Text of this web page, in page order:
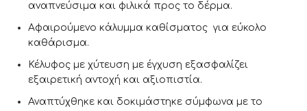
αναπνεύσιμα και φιλικά προς το δέρμα.
Αφαιρούμενο κάλυμμα καθίσματος για εύκολο
καθάρισμα.
Κέλυφος με χύτευση με έγχυση εξασφαλίζει
εξαιρετική αντοχή και αξιοπιστία.
Αναπτύχθηκε και δοκιμάστηκε σύμφωνα με το